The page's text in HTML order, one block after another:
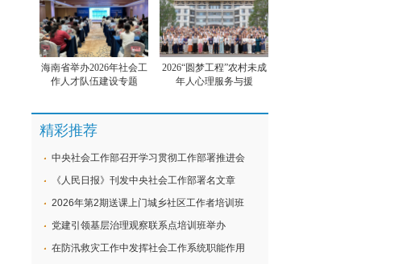
海南省举办2026年社会工
作人才队伍建设专题
2026“圆梦工程”农村未成
年人心理服务与援
精彩推荐
中央社会工作部召开学习贯彻工作部署推进会
《人民日报》刊发中央社会工作部署名文章
2026年第2期送课上门城乡社区工作者培训班
党建引领基层治理观察联系点培训班举办
在防汛救灾工作中发挥社会工作系统职能作用